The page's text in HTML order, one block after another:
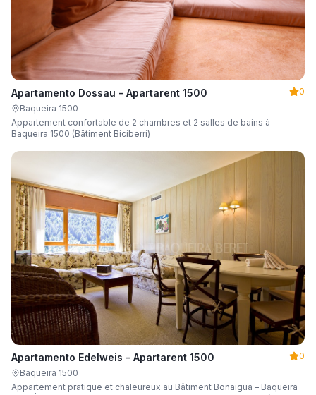
Apartamento Dossau - Apartarent 1500
0
Baqueira 1500
Appartement confortable de 2 chambres et 2 salles de bains à
Baqueira 1500 (Bâtiment Biciberri)
Apartamento Edelweis - Apartarent 1500
0
Baqueira 1500
Appartement pratique et chaleureux au Bâtiment Bonaigua – Baqueira